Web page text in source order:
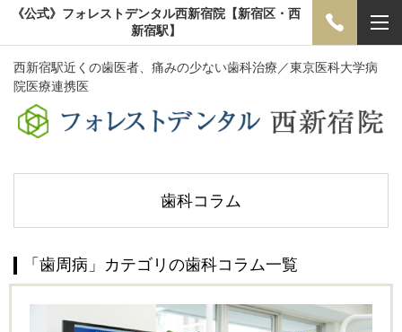
《公式》フォレストデンタル西新宿院【新宿区・西
新宿駅】
西新宿駅近くの歯医者、痛みの少ない歯科治療／東京医科大学病
院医療連携医
歯科コラム
「歯周病」カテゴリの歯科コラム一覧